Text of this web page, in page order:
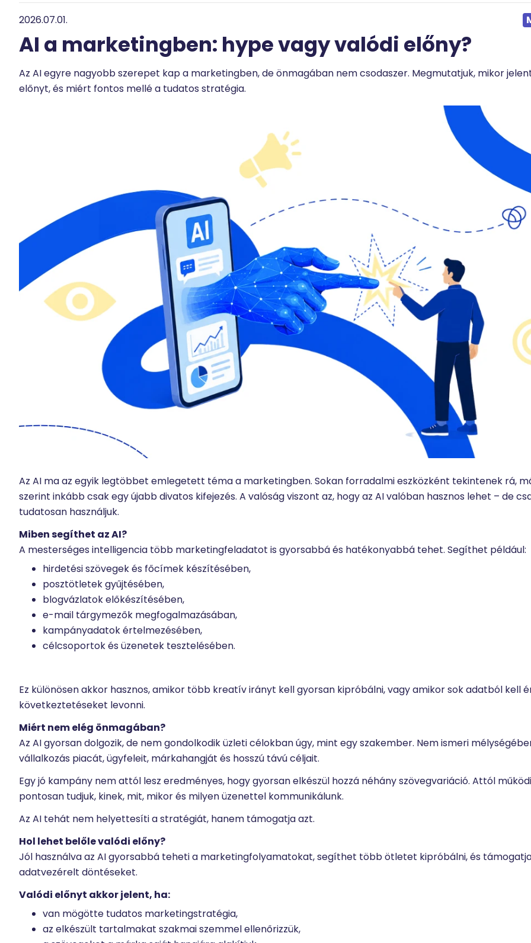
2026.07.01.
AI a marketingben: hype vagy valódi előny?
Az AI egyre nagyobb szerepet kap a marketingben, de önmagában nem csodaszer. Megmutatjuk, mikor
előnyt, és miért fontos mellé a tudatos stratégia.
Az AI ma az egyik legtöbbet emlegetett téma a marketingben. Sokan forradalmi eszközként tekintenek rá,
szerint inkább csak egy újabb divatos kifejezés. A valóság viszont az, hogy az AI valóban hasznos lehet – de
tudatosan használjuk.
Miben segíthet az AI?
A mesterséges intelligencia több marketingfeladatot is gyorsabbá és hatékonyabbá tehet. Segíthet például:
hirdetési szövegek és főcímek készítésében,
posztötletek gyűjtésében,
blogvázlatok előkészítésében,
e-mail tárgymezők megfogalmazásában,
kampányadatok értelmezésében,
célcsoportok és üzenetek tesztelésében.
Ez különösen akkor hasznos, amikor több kreatív irányt kell gyorsan kipróbálni, vagy amikor sok adatból kell
következtetéseket levonni.
Miért nem elég önmagában?
Az AI gyorsan dolgozik, de nem gondolkodik üzleti célokban úgy, mint egy szakember. Nem ismeri
vállalkozás piacát, ügyfeleit, márkahangját és hosszú távú céljait.
Egy jó kampány nem attól lesz eredményes, hogy gyorsan elkészül hozzá néhány szövegvariáció. Attól
pontosan tudjuk, kinek, mit, mikor és milyen üzenettel kommunikálunk.
Az AI tehát nem helyettesíti a stratégiát, hanem támogatja azt.
Hol lehet belőle valódi előny?
Jól használva az AI gyorsabbá teheti a marketingfolyamatokat, segíthet több ötletet kipróbálni, és
adatvezérelt döntéseket.
Valódi előnyt akkor jelent, ha:
van mögötte tudatos marketingstratégia,
az elkészült tartalmakat szakmai szemmel ellenőrizzük,